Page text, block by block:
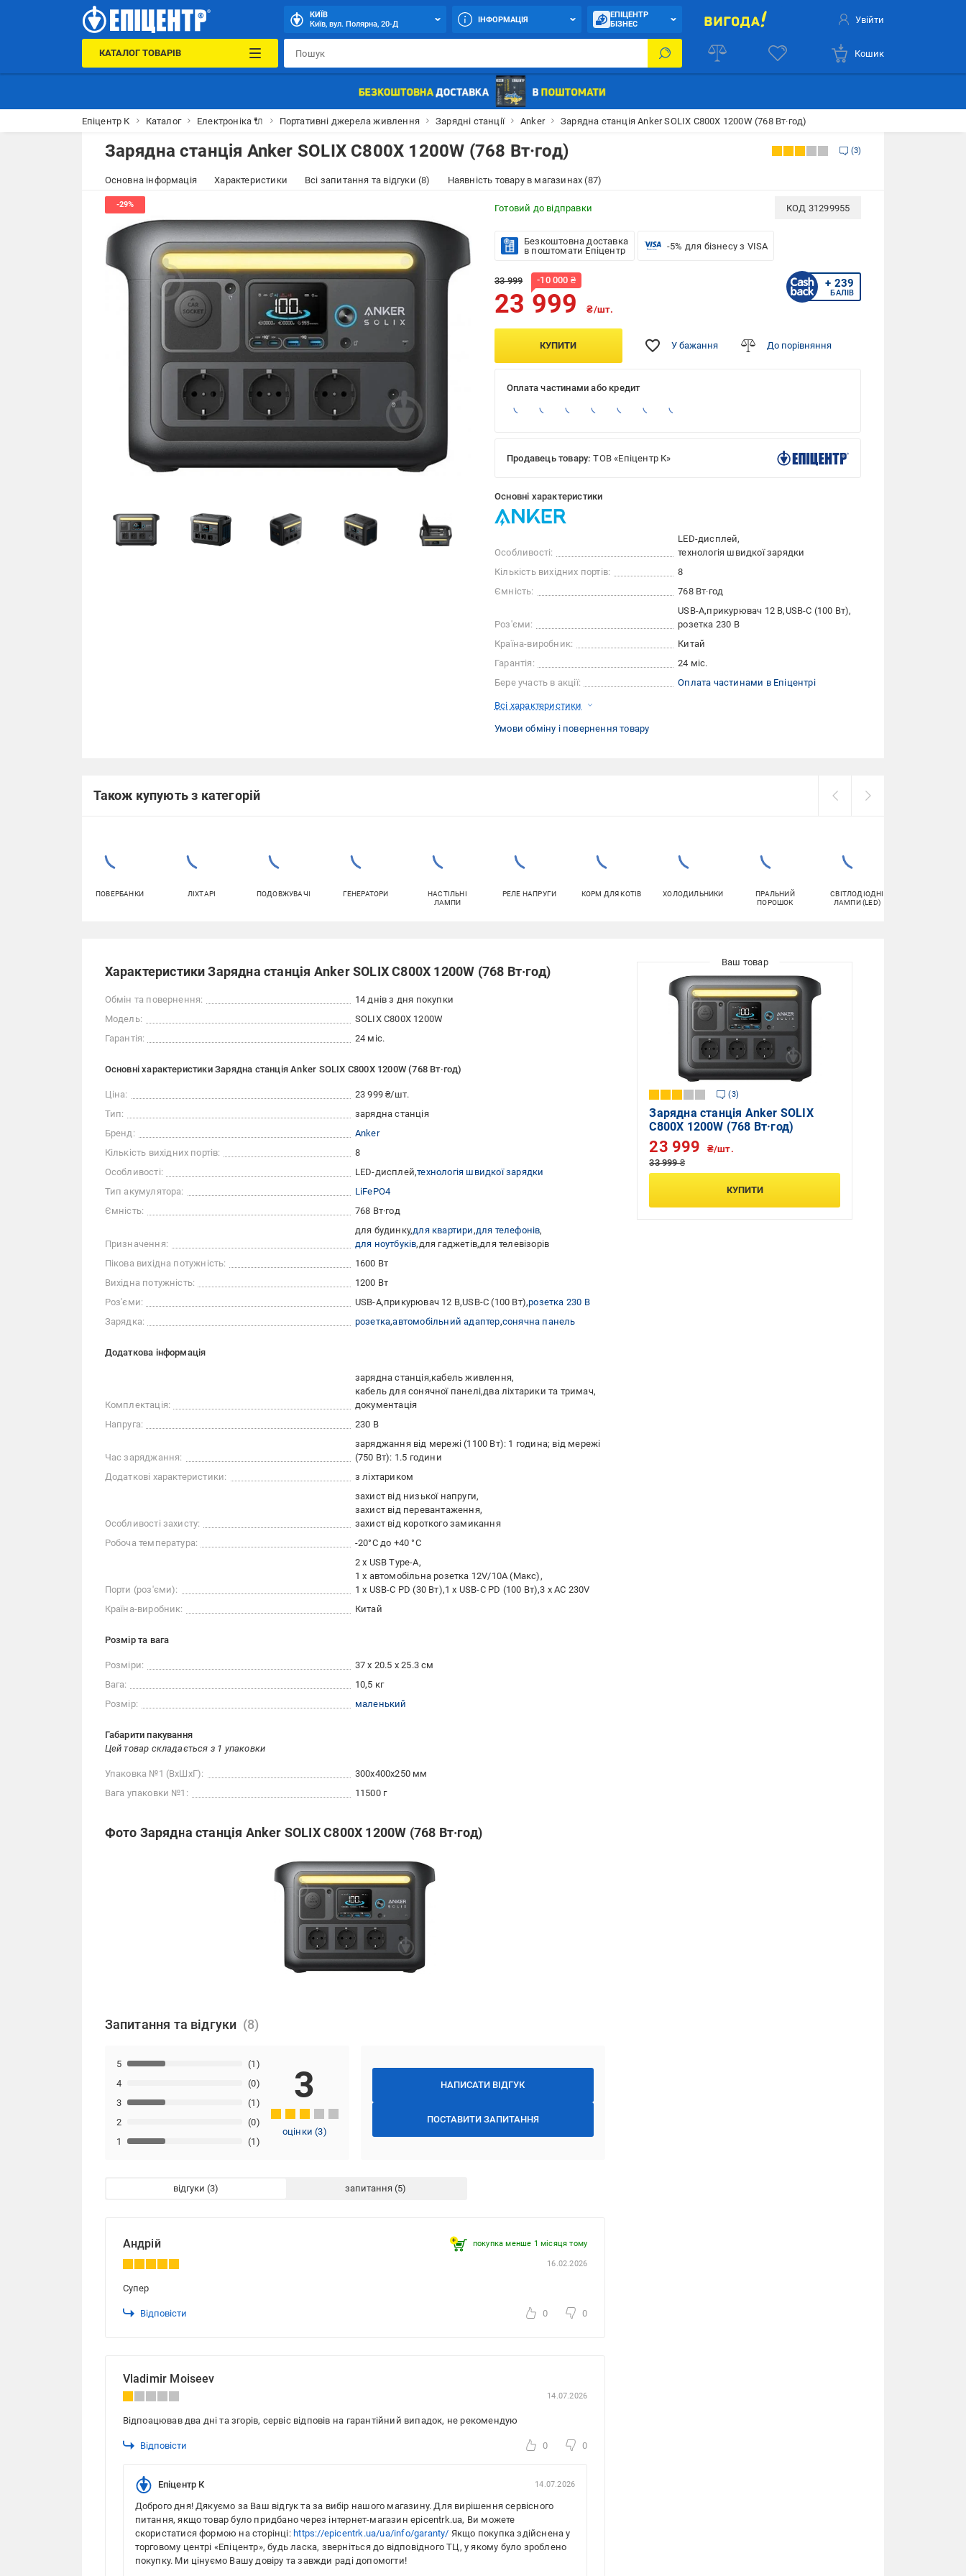
КИЇВ
Київ, вул. Полярна, 20-Д
ІНФОРМАЦІЯ
ЕПІЦЕНТР
БІЗНЕС
Увійти
КАТАЛОГ ТОВАРІВ Кошик
Епіцентр К Каталог Електроніка 🔌 Портативні джерела живлення Зарядні станції Anker Зарядна станція Anker SOLIX C800X 1200W (768 Вт·год)
Зарядна станція Anker SOLIX C800X 1200W (768 Вт·год) 3
Основна інформація Характеристики Всі запитання та відгуки (8) Наявність товару в магазинах (87)
Готовий до відправки КОД 31299955
Безкоштовна доставка
в поштомати Епіцентр
-5% для бізнесу з VISA
33 999 -10 000 ₴
23 999 ₴/шт.
+ 239
БАЛІВ
КУПИТИ У бажання До порівняння
Оплата частинами або кредит
Продавець товару: ТОВ «Епіцентр К»
Основні характеристики
Особливості:
LED-дисплей
технологія швидкої зарядки
Кількість вихідних портів:
8
Ємність:
768 Вт·год
Роз'єми:
USB-A прикурювач 12 В USB-C (100 Вт)
розетка 230 В
Країна-виробник:
Китай
Гарантія:
24 міс.
Бере участь в акції:
Оплата частинами в Епіцентрі
Всі характеристики
Умови обміну і повернення товару
Також купують з категорій
ПОВЕРБАНКИ ЛІХТАРІ ПОДОВЖУВАЧІ ГЕНЕРАТОРИ
НАСТІЛЬНІ
ЛАМПИ
РЕЛЕ НАПРУГИ КОРМ ДЛЯ КОТІВ ХОЛОДИЛЬНИКИ
ПРАЛЬНИЙ
ПОРОШОК
СВІТЛОДІОДНІ
ЛАМПИ (LED)
Характеристики Зарядна станція Anker SOLIX C800X 1200W (768 Вт·год)
Обмін та повернення:
14 днів з дня покупки
Модель:
SOLIX C800X 1200W
Гарантія:
24 міс.
Основні характеристики Зарядна станція Anker SOLIX C800X 1200W (768 Вт·год)
Ціна:
23 999 ₴/шт.
Тип:
зарядна станція
Бренд:
Anker
Кількість вихідних портів:
8
Особливості:
LED-дисплей технологія швидкої зарядки
Тип акумулятора:
LiFePO4
Ємність:
768 Вт·год
Призначення:
для будинку для квартири для телефонів
для ноутбуків для гаджетів для телевізорів
Пікова вихідна потужність:
1600 Вт
Вихідна потужність:
1200 Вт
Роз'єми:
USB-A прикурювач 12 В USB-C (100 Вт) розетка 230 В
Зарядка:
розетка автомобільний адаптер сонячна панель
Додаткова інформація
Комплектація:
зарядна станція кабель живлення
кабель для сонячної панелі два ліхтарики та тримач
документація
Напруга:
230 В
Час заряджання:
заряджання від мережі (1100 Вт): 1 година; від мережі
(750 Вт): 1.5 години
Додаткові характеристики:
з ліхтариком
Особливості захисту:
захист від низької напруги
захист від перевантаження
захист від короткого замикання
Робоча температура:
-20°С до +40 °C
Порти (роз'єми):
2 x USB Type-A
1 x автомобільна розетка 12V/10A (Макс)
1 x USB-C PD (30 Вт) 1 x USB-C PD (100 Вт) 3 x AC 230V
Країна-виробник:
Китай
Розмір та вага
Розміри:
37 x 20.5 x 25.3 см
Вага:
10,5 кг
Розмір:
маленький
Габарити пакування
Цей товар складається з 1 упаковки
Упаковка №1 (ВхШхГ):
300x400x250 мм
Вага упаковки №1:
11500 г
Фото Зарядна станція Anker SOLIX C800X 1200W (768 Вт·год)
Запитання та відгуки
НАПИСАТИ ВІДГУК
ПОСТАВИТИ ЗАПИТАННЯ
1 (1)
2 (0)
3 (1)
4 (0)
5 (1)
3
оцінки(3)
відгуки запитання
Андрій покупка менше 1 місяця томy
16.02.2026
Супер
Відповісти 0 0
Vladimir Moiseev
14.07.2026
Відпоацював два дні та згорів, сервіс відповів на гарантійний випадок, не рекомендую
Відповісти 0 0
Епіцентр К 14.07.2026
Доброго дня! Дякуємо за Ваш відгук та за вибір нашого магазину. Для вирішення сервісного
питання, якщо товар було придбано через інтернет-магазин epicentrk.ua, Ви можете
скористатися формою на сторінці: https://epicentrk.ua/ua/info/garanty/ Якщо покупка здійснена у
торговому центрі «Епіцентр», будь ласка, зверніться до відповідного ТЦ, у якому було зроблено
покупку. Ми цінуємо Вашу довіру та завжди раді допомогти!
3
Зарядна станція Anker SOLIX
C800X 1200W (768 Вт·год)
33 999 ₴
23 999 ₴/шт.
КУПИТИ